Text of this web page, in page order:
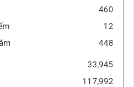
460
12
448
33,945
117,992